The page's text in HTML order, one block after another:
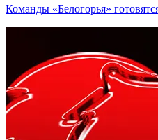
Команды «Белогорья»